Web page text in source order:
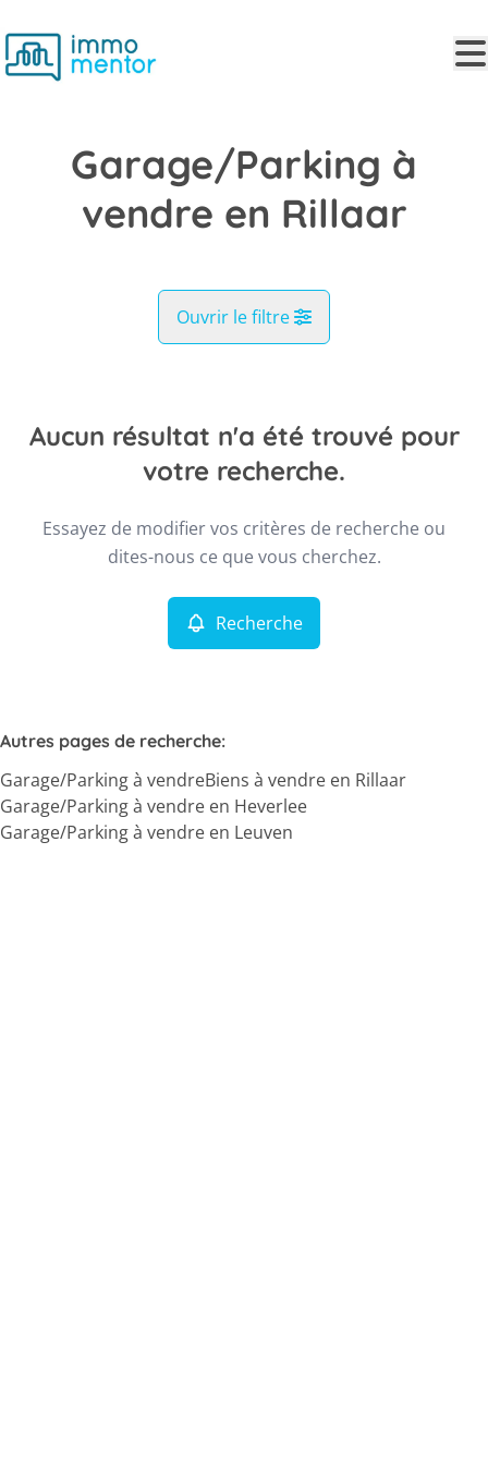
Garage/Parking à
vendre en Rillaar
Ouvrir le filtre
Rillaar (3202) Remove
Garage/Parking Remove
Max. budget
Vue de la carte
Recherche Trier par
Aucun résultat n'a été trouvé pour
votre recherche.
Essayez de modifier vos critères de recherche ou
dites-nous ce que vous cherchez.
Recherche
Autres pages de recherche:
Garage/Parking à vendreBiens à vendre en Rillaar
Garage/Parking à vendre en Heverlee
Garage/Parking à vendre en Leuven